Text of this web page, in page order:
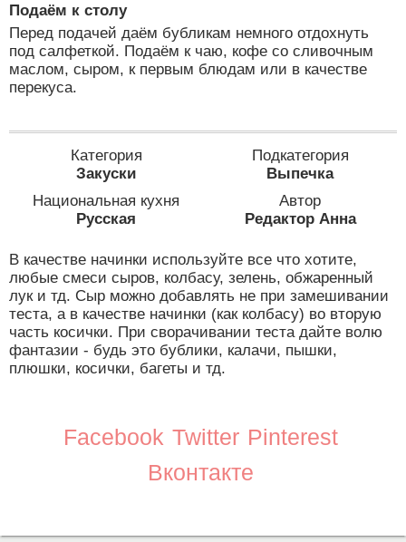
Подаём к столу
Перед подачей даём бубликам немного отдохнуть
под салфеткой. Подаём к чаю, кофе со сливочным
маслом, сыром, к первым блюдам или в качестве
перекуса.
Категория
Закуски
Подкатегория
Выпечка
Национальная кухня
Русская
Автор
Редактор Анна
В качестве начинки используйте все что хотите,
любые смеси сыров, колбасу, зелень, обжаренный
лук и тд. Сыр можно добавлять не при замешивании
теста, а в качестве начинки (как колбасу) во вторую
часть косички. При сворачивании теста дайте волю
фантазии - будь это бублики, калачи, пышки,
плюшки, косички, багеты и тд.
Facebook Twitter Pinterest
Вконтакте